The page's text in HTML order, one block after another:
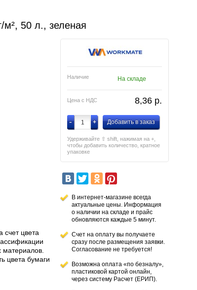
50 л., зеленая
Наличие На складе
Цена с НДС 8,36 p.
- + Добавить в заказ
Удерживайте ⇧ shift, нажимая на +,
чтобы добавить количество, кратное
упаковке
В интернет-магазине всегда
актуальные цены. Информация
о наличии на складе и прайс
обновляются каждые 5 минут.
Счет на оплату вы получаете
сразу после размещения заявки.
Согласование не требуется!
Возможна оплата «по безналу»,
пластиковой картой онлайн,
через систему Расчет (ЕРИП).
счет цвета
материалов.
цвета бумаги